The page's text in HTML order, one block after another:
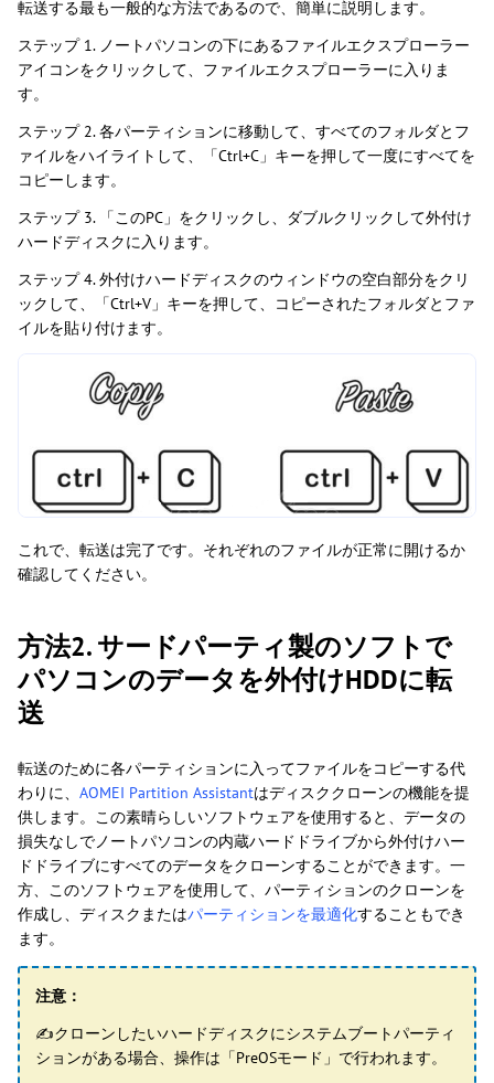
転送する最も一般的な方法であるので、簡単に説明します。
ステップ 1. ノートパソコンの下にあるファイルエクスプローラー
アイコンをクリックして、ファイルエクスプローラーに入りま
す。
ステップ 2. 各パーティションに移動して、すべてのフォルダとフ
ァイルをハイライトして、「Ctrl+C」キーを押して一度にすべてを
コピーします。
ステップ 3. 「このPC」をクリックし、ダブルクリックして外付け
ハードディスクに入ります。
ステップ 4. 外付けハードディスクのウィンドウの空白部分をクリ
ックして、「Ctrl+V」キーを押して、コピーされたフォルダとファ
イルを貼り付けます。
これで、転送は完了です。それぞれのファイルが正常に開けるか
確認してください。
方法2. サードパーティ製のソフトで
パソコンのデータを外付けHDDに転
送
転送のために各パーティションに入ってファイルをコピーする代
わりに、 AOMEI Partition Assistantはディスククローンの機能を提
供します。この素晴らしいソフトウェアを使用すると、データの
損失なしでノートパソコンの内蔵ハードドライブから外付けハー
ドドライブにすべてのデータをクローンすることができます。一
方、このソフトウェアを使用して、パーティションのクローンを
作成し、ディスクまたはパーティションを最適化することもでき
ます。
注意：
✍クローンしたいハードディスクにシステムブートパーティ
ションがある場合、操作は「PreOSモード」で行われます。